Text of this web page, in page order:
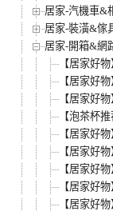
居家-汽機車&
居家-裝潢&傢
居家-開箱&網
【居家好
【居家好
【居家好
【泡茶杯
【居家好
【居家好
【居家好
【居家好
【居家好